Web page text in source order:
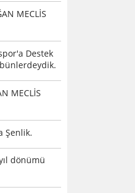
MECLİS
Destek
MECLİS
Şenlik.
dönümü